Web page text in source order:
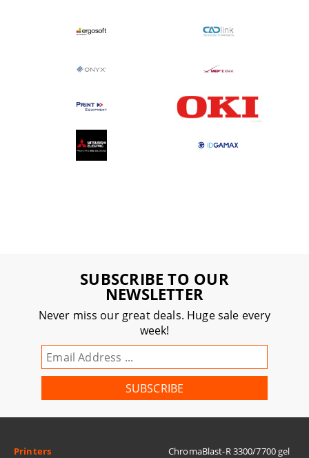
SUBSCRIBE TO OUR
NEWSLETTER
Never miss our great deals. Huge sale every
week!
Printers
ChromaBlast-R 3300/7700 gel